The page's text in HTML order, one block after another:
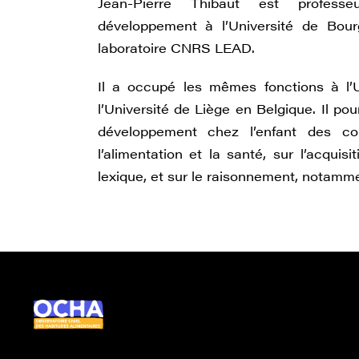
développement à l’Université de
laboratoire CNRS LEAD.
Il a occupé les mêmes fonctions à
l’Université de Liège en Belgique. Il
développement chez l’enfant des
l’alimentation et la santé, sur
lexique, et sur le raisonnement,
Ocha